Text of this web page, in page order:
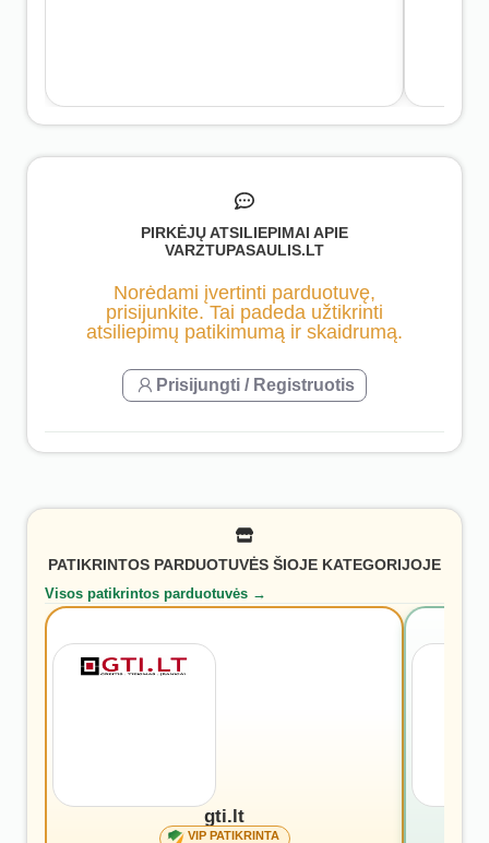
PIRKĖJŲ ATSILIEPIMAI APIE
VARZTUPASAULIS.LT
Norėdami įvertinti parduotuvę,
prisijunkite. Tai padeda užtikrinti
atsiliepimų patikimumą ir skaidrumą.
Prisijungti / Registruotis
PATIKRINTOS PARDUOTUVĖS ŠIOJE KATEGORIJOJE
Visos patikrintos parduotuvės →
gti.lt
VIP PATIKRINTA